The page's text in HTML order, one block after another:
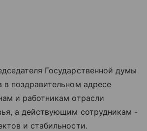
Государственной думы
в поздравительном адресе
и работникам отрасли
а действующим сотрудникам -
и стабильности.